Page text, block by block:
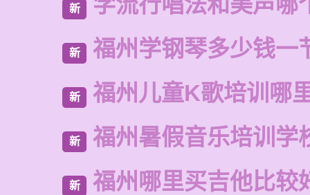
新
新 福州学钢琴多少钱一
新 福州儿童K歌培训哪
新 福州暑假音乐培训学
新 福州哪里买吉他比较